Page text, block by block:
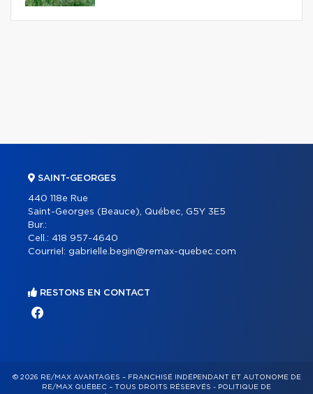
SAINT-GEORGES
440 118e Rue
Saint-Georges (Beauce), Québec, G5Y 3E5
Bur.:
Cell.: 418 957-4640
Courriel: gabrielle.begin@remax-quebec.com
RESTONS EN CONTACT
© 2026 RE/MAX AVANTAGES – FRANCHISÉ INDÉPENDANT ET AUTONOME DE
RE/MAX QUÉBEC – TOUS DROITS RÉSERVÉS - POLITIQUE DE